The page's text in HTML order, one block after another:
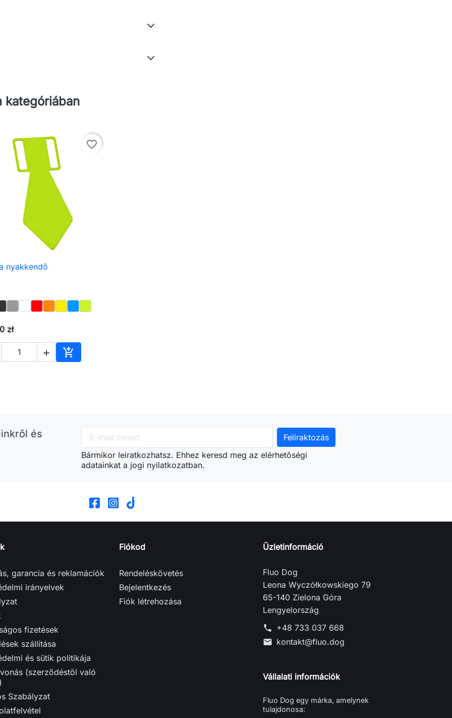
kategóriában
favorite_border
 Előnézet
nyakkendő
zł
 
Kosárba
és
Bármikor leiratkozhatsz. Ehhez keresd meg az elérhetőségi
adatainkat a jogi nyilatkozatban.
garancia és reklamációk
irányelvek
fizetések
szállítása
és sütik politikája
(szerződéstől való
Szabályzat
Fiókod
Rendeléskövetés
Bejelentkezés
Fiók létrehozása
Üzletinformáció
Fluo Dog
Leona Wyczółkowskiego 79
65-140 Zielona Góra
Lengyelország
phone +48 733 037 668
mail kontakt@fluo.dog
Vállalati információk
Fluo Dog egy márka, amelynek
tulajdonosa: